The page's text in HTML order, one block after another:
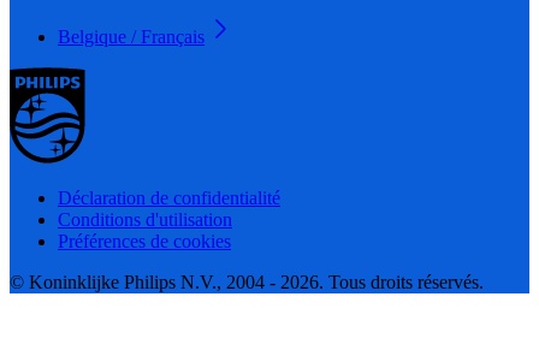
Belgique / Français
Déclaration de confidentialité
Conditions d'utilisation
Préférences de cookies
© Koninklijke Philips N.V., 2004 - 2026. Tous droits réservés.